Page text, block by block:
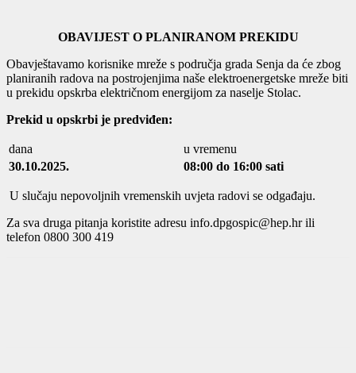
OBAVIJEST O PLANIRANOM PREKIDU
Obavještavamo korisnike mreže s područja grada Senja da će zbog
planiranih radova na postrojenjima naše elektroenergetske mreže biti
u prekidu opskrba električnom energijom za naselje Stolac.
Prekid u opskrbi je predviđen:
dana
u vremenu
30.10.2025.
08:00 do 16:00 sati
U slučaju nepovoljnih vremenskih uvjeta radovi se odgađaju.
Za sva druga pitanja koristite adresu info.dpgospic@hep.hr ili
telefon 0800 300 419